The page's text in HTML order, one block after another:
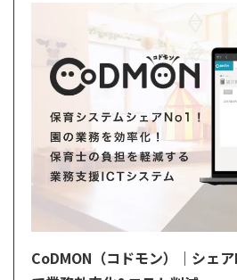
CoDMON（コドモン）｜シェ